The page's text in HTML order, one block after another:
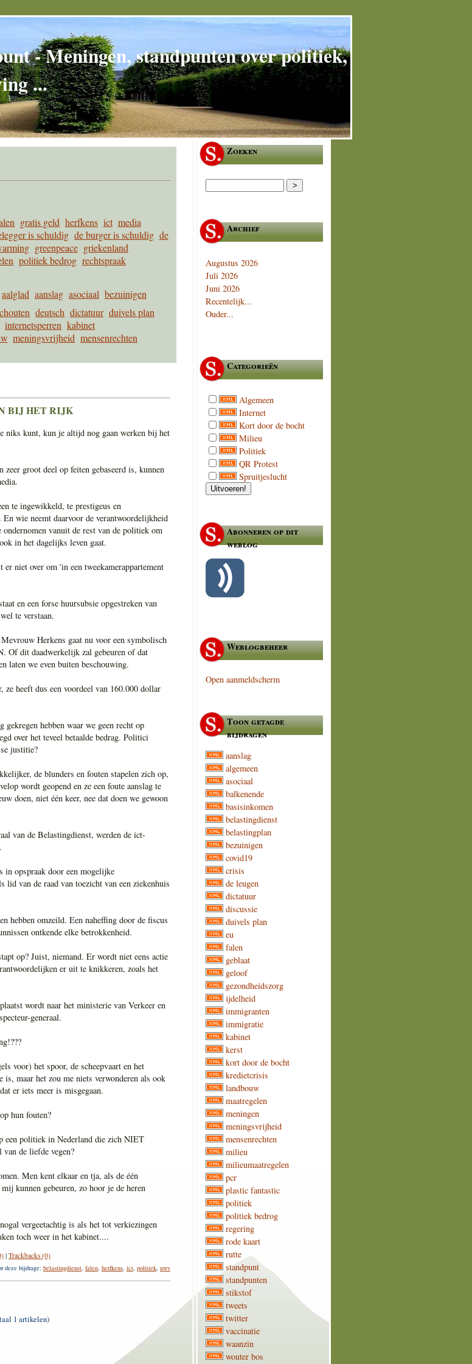
- Meningen, standpunten over politiek,
...
gratis geld herfkens ict media
is schuldig de burger is schuldig de
greenpeace griekenland
politiek bedrog rechtspraak
aalglad aanslag asociaal bezuinigen
deutsch dictatuur duivels plan
internetsperren kabinet
meningsvrijheid mensenrechten
BIJ HET RIJK
niks kunt, kun je altijd nog gaan werken bij het
zeer groot deel op feiten gebaseerd is, kunnen
te ingewikkeld, te prestigeus en
wie neemt daarvoor de verantwoordelijkheid
vanuit de rest van de politiek om
in het dagelijks leven gaat.
niet over om 'in een tweekamerappartement
en een forse huursubsie opgestreken van
te verstaan.
Herkens gaat nu voor een symbolisch
Of dit daadwerkelijk zal gebeuren of dat
laten we even buiten beschouwing.
heeft dus een voordeel van 160.000 dollar
hebben waar we geen recht op
over het teveel betaalde bedrag. Politici
justitie?
de blunders en fouten stapelen zich op,
wordt geopend en ze een foute aanslag te
doen, niet één keer, nee dat doen we gewoon
van de Belastingdienst, werden de ict-
in opspraak door een mogelijke
lid van de raad van toezicht van een ziekenhuis
hebben omzeild. Een naheffing door de fiscus
ontkende elke betrokkenheid.
op? Juist, niemand. Er wordt niet eens actie
er uit te knikkeren, zoals het
wordt naar het ministerie van Verkeer en
generaal.
voor) het spoor, de scheepvaart en het
is, maar het zou me niets verwonderen als ook
er iets meer is misgegaan.
hun fouten?
een politiek in Nederland die zich NIET
de liefde vegen?
Men kent elkaar en tja, als de één
kunnen gebeuren, zo hoor je de heren
vergeetachtig is als het tot verkiezingen
toch weer in het kabinet....
| Trackbacks (0)
deze bijdrage: belastingdienst, falen, herfkens, ict, politiek, uwv
1 artikelen)
Zoeken
Archief
Augustus 2026
Juli 2026
Juni 2026
Recentelijk...
Ouder...
Categorieën
Algemeen
Internet
Kort door de bocht
Milieu
Politiek
QR Protest
Spruitjeslucht
Abonneren op dit
weblog
Weblogbeheer
Open aanmeldscherm
Toon getagde
bijdragen
aanslag
algemeen
asociaal
balkenende
basisinkomen
belastingdienst
belastingplan
bezuinigen
covid19
crisis
de leugen
dictatuur
discussie
duivels plan
eu
falen
geblaat
geloof
gezondheidszorg
ijdelheid
immigranten
immigratie
kabinet
kerst
kort door de bocht
kredietcrisis
landbouw
maatregelen
meningen
meningsvrijheid
mensenrechten
milieu
milieumaatregelen
pcr
plastic fantastic
politiek
politiek bedrog
regering
rode kaart
rutte
standpunt
standpunten
stikstof
tweets
twitter
vaccinatie
waanzin
wouter bos